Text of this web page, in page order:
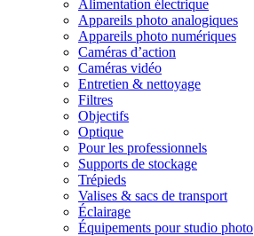
Alimentation électrique
Appareils photo analogiques
Appareils photo numériques
Caméras d’action
Caméras vidéo
Entretien & nettoyage
Filtres
Objectifs
Optique
Pour les professionnels
Supports de stockage
Trépieds
Valises & sacs de transport
Éclairage
Équipements pour studio photo